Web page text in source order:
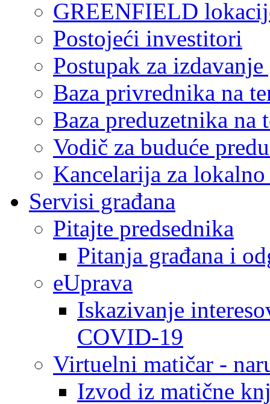
GREENFIELD
Postojeći investitori
Postupak za
Baza privrednika na
Baza preduzetnika
Vodič za buduće
Kancelarija za
Servisi građana
Pitajte predsednika
Pitanja građana i
eUprava
Iskazivanje
COVID-19
Virtuelni matičar -
Izvod iz matične